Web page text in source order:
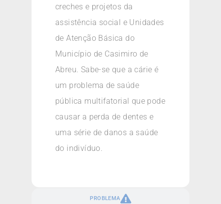
PROBLEMA
creches e projetos da
assistência social e Unidades
de Atenção Básica do
Município de Casimiro de
Abreu. Sabe-se que a cárie é
um problema de saúde
pública multifatorial que pode
causar a perda de dentes e
uma série de danos a saúde
do indivíduo.